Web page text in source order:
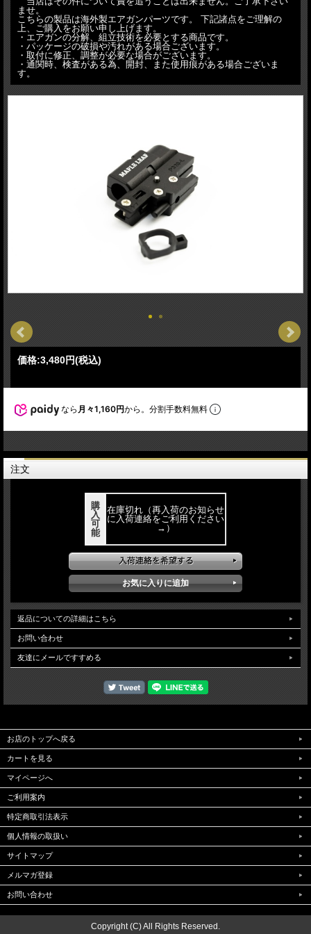
ませ。
こちらの製品は海外製エアガンパーツです。 下記諸点をご理解の
上、ご購入をお願い申し上げます。
・エアガンの分解、組立技術を必要とする商品です。
・パッケージの破損や汚れがある場合ございます。
・取付に修正、調整が必要な場合がございます。
・通関時、検査がある為、開封、また使用痕がある場合ございま
す。
価格:3,480円(税込)
なら 月々1,160円から。分割手数料無料
注文
購
入
可
能
在庫切れ（再入荷のお知らせ
に入荷連絡をご利用ください
→）
返品についての詳細はこちら
お問い合わせ
友達にメールですすめる
お店のトップへ戻る
カートを見る
マイページへ
ご利用案内
特定商取引法表示
個人情報の取扱い
サイトマップ
メルマガ登録
お問い合わせ
Copyright (C) All Rights Reserved.